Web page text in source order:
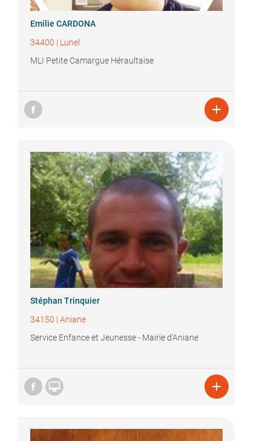
Emilie CARDONA
34400 | Lunel
MLI Petite Camargue Héraultaise

Stéphan Trinquier
34150 | Aniane
Service Enfance et Jeunesse - Mairie d'Aniane
 